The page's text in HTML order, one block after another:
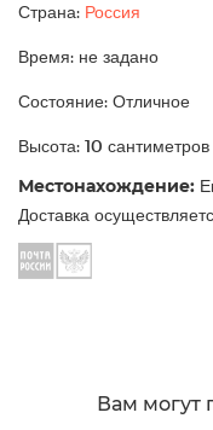
Страна: Россия
Время: не задано
Состояние: Отличное
Высота: 10 сантиметров
Местонахождение:
Доставка
Вам могут